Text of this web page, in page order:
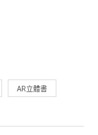
AR立體書